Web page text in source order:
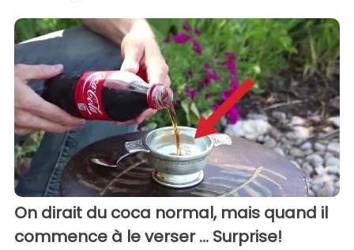
On dirait du coca normal, mais quand il
commence à le verser ... Surprise!